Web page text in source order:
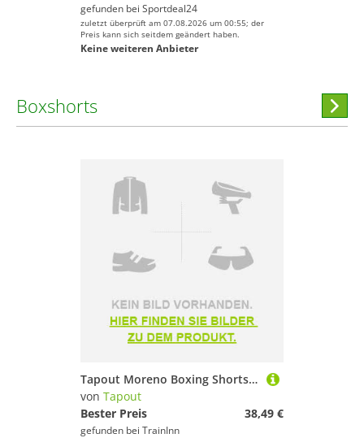
gefunden bei Sportdeal24
zuletzt überprüft am 07.08.2026 um 00:55; der
Preis kann sich seitdem geändert haben.
Keine weiteren Anbieter
Boxshorts
Tapout Moreno Boxing Shorts Schwarz 2XL Mann
von Tapout
Bester Preis
38,49 €
gefunden bei TrainInn